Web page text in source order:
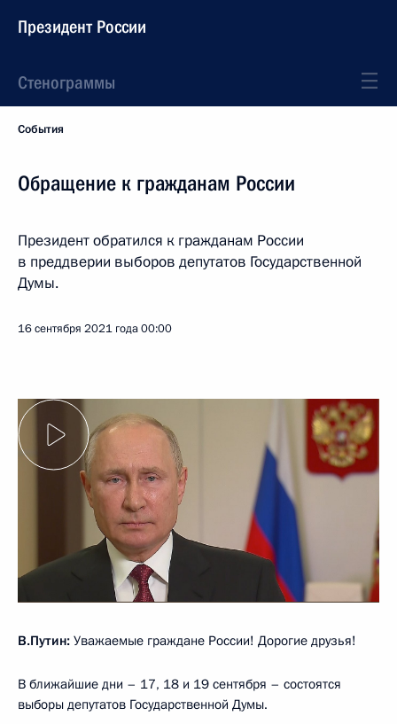
Президент России
Стенограммы
События
Обращение к гражданам России
Президент обратился к гражданам России
в преддверии выборов депутатов Государственной
Думы.
16 сентября 2021 года00:00
В.Путин: Уважаемые граждане России! Дорогие друзья!
В ближайшие дни – 17, 18 и 19 сентября – состоятся
выборы депутатов Государственной Думы.